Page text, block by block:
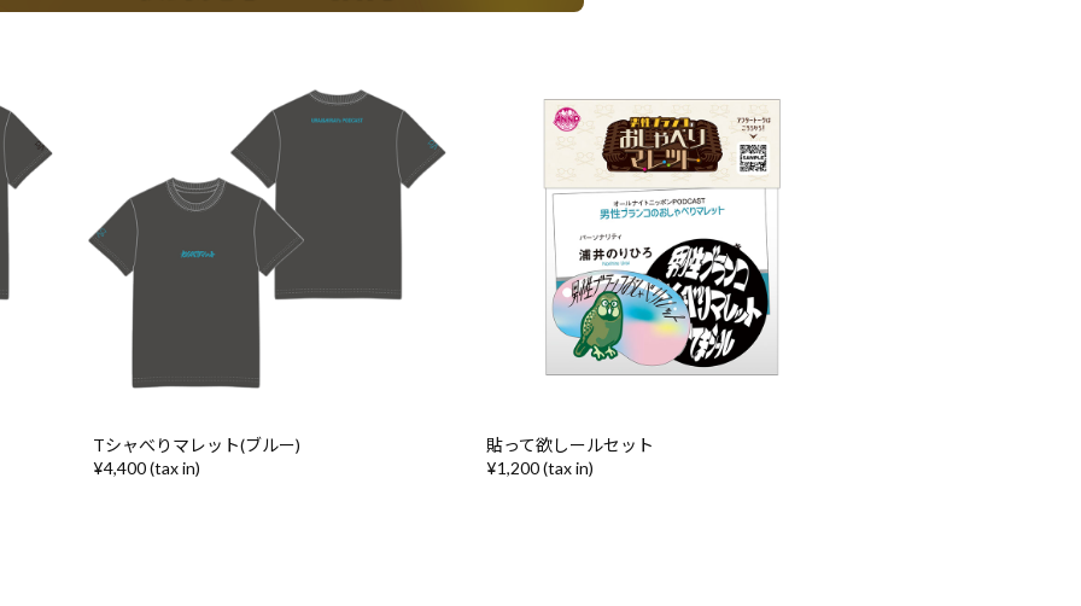
Tシャべりマレット(ブルー)
¥4,400 (tax in)
貼って欲しールセット
¥1,200 (tax in)